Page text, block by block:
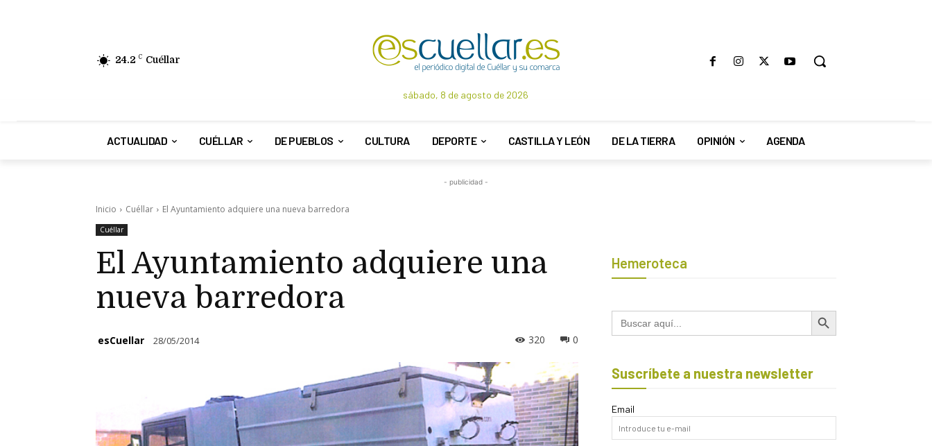
24.2 C Cuéllar
sábado, 8 de agosto de 2026
ACTUALIDAD CUÉLLAR DE PUEBLOS CULTURA DEPORTE CASTILLA Y LEÓN DE LA TIERRA OPINIÓN AGENDA
- publicidad -
Inicio Cuéllar El Ayuntamiento adquiere una nueva barredora
Cuéllar
El Ayuntamiento adquiere una
nueva barredora
esCuellar 28/05/2014 0
320
Hemeroteca
Buscar: Botón de búsqueda
Suscríbete a nuestra newsletter
Email